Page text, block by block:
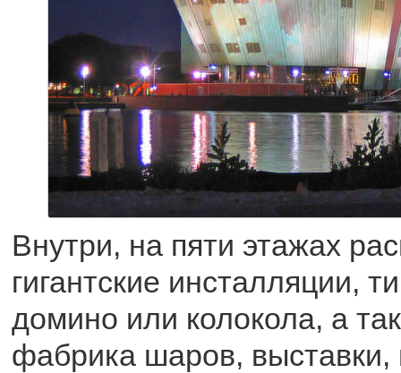
Внутри, на пяти этажах
гигантские инсталляции,
домино или колокола, а
фабрика шаров,